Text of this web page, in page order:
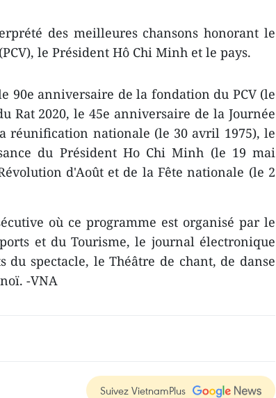
des meilleures chansons honorant le
le Président Hô Chi Minh et le pays.
90e anniversaire de la fondation du PCV (le
Rat 2020, le 45e anniversaire de la Journée
réunification nationale (le 30 avril 1975), le
du Président Ho Chi Minh (le 19 mai
d'Août et de la Fête nationale (le 2
où ce programme est organisé par le
et du Tourisme, le journal électronique
du spectacle, le Théâtre de chant, de danse
-VNA
Suivez VietnamPlus